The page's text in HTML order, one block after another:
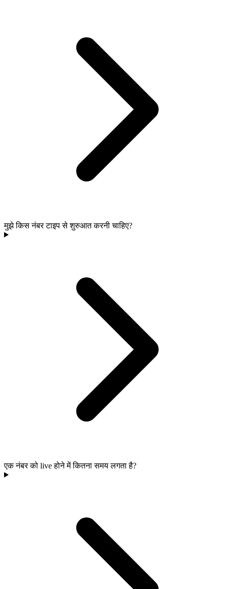
मुझे किस नंबर टाइप से शुरुआत करनी चाहिए?
एक नंबर को live होने में कितना समय लगता है?